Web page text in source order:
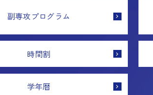
副専攻プログラム
時間割
学年暦